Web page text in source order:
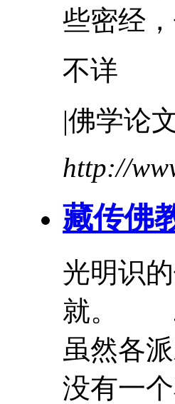
些密经
不详
|佛学论
http://
藏传佛
光明识
就。 二
虽然各
没有一